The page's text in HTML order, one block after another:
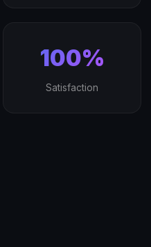
100%
Satisfaction